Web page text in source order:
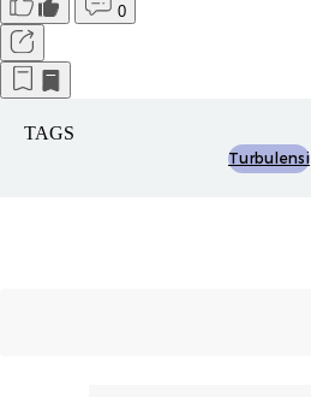
0
TAGS
Turbulensi